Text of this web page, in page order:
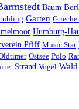
Baum
Garten
Humburg-
Pfiff Music Star
Ostsee Polo
Strand Vogel Wald